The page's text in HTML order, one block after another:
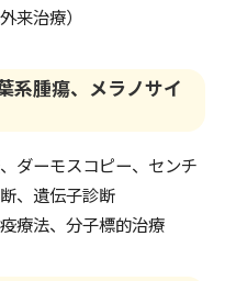
来治療）
系腫瘍、メラノサイ
ダーモスコピー、センチ
、遺伝子診断
療法、分子標的治療